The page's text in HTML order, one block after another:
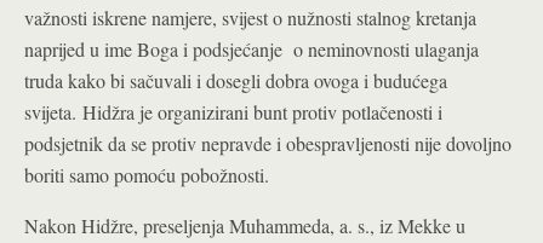
važnosti iskrene namjere, svijest o nužnosti stalnog kretanja
naprijed u ime Boga i podsjećanje o neminovnosti ulaganja
truda kako bi sačuvali i dosegli dobra ovoga i budućega
svijeta. Hidžra je organizirani bunt protiv potlačenosti i
podsjetnik da se protiv nepravde i obespravljenosti nije dovoljno
boriti samo pomoću pobožnosti.
Nakon Hidžre, preseljenja Muhammeda, a. s., iz Mekke u